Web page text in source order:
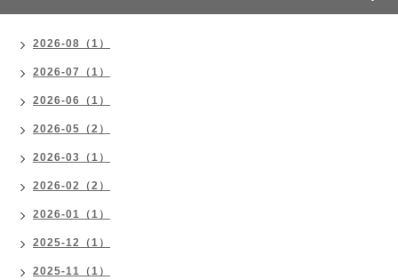
2026-08（1）
2026-07（1）
2026-06（1）
2026-05（2）
2026-03（1）
2026-02（2）
2026-01（1）
2025-12（1）
2025-11（1）